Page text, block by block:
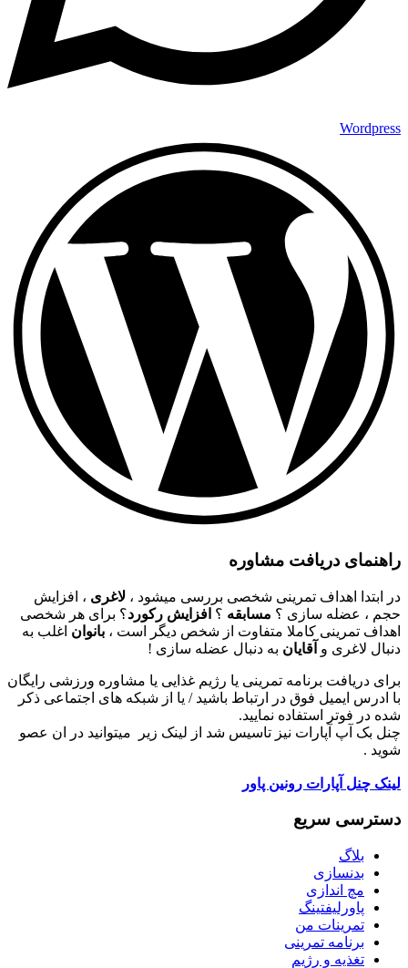
Wordpress
راهنمای دریافت مشاوره
در ابتدا اهداف تمرینی شخصی بررسی میشود ، لاغری ، افزایش
حجم ، عضله سازی ؟ مسابقه ؟ افزایش رکورد؟ برای هر شخصی
اهداف تمرینی کاملا متفاوت از شخص دیگر است ، بانوان اغلب به
دنبال لاغری و آقایان به دنبال عضله سازی !
برای دریافت برنامه تمرینی یا رژیم غذایی یا مشاوره ورزشی رایگان
با ادرس ایمیل فوق در ارتباط باشید / یا از شبکه های اجتماعی ذکر
شده در فوتر استفاده نمایید.
چنل بک آپ آپارات نیز تاسیس شد از لینک زیر میتوانید در ان عصو
شوید .
لینک چنل آپارات رونین پاور
دسترسی سریع
بلاگ
بدنسازی
مچ اندازی
پاورلیفتینگ
تمرینات من
برنامه تمرینی
تغذیه و رژیم